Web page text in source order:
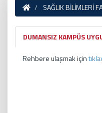
SAĞLIK BİLİMLERİ
DUMANSIZ KAMPÜS
Rehbere ulaşmak için